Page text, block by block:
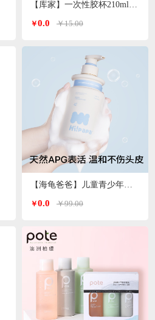
【库家】一次性胶杯210ml*50只/包KJ-1452
￥0.0 ￥15.00
【海龟爸爸】儿童青少年沐浴露/洗发水500ml/瓶
￥0.0 ￥99.00